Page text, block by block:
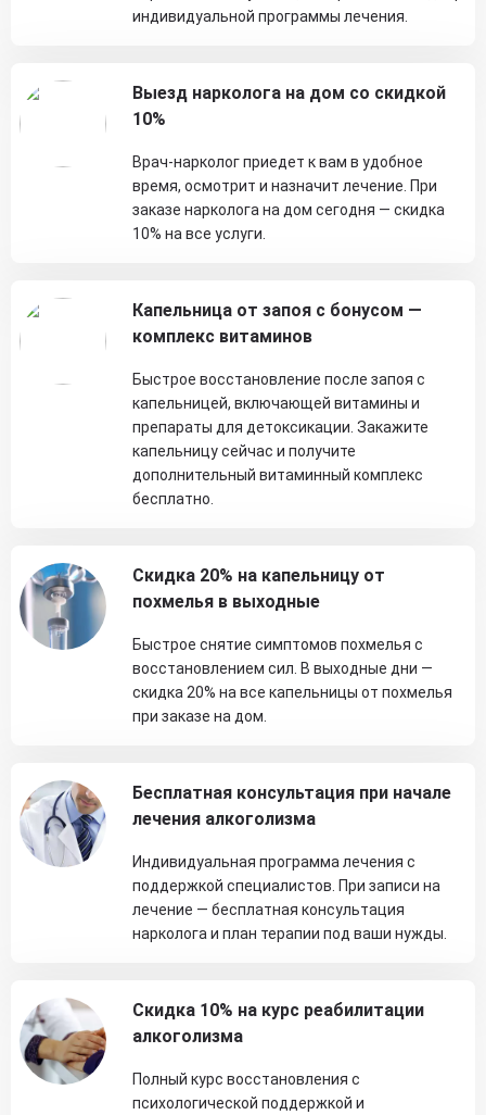
индивидуальной программы лечения.
Выезд нарколога на дом со скидкой
10%
Врач-нарколог приедет к вам в удобное
время, осмотрит и назначит лечение. При
заказе нарколога на дом сегодня — скидка
10% на все услуги.
Капельница от запоя с бонусом —
комплекс витаминов
Быстрое восстановление после запоя с
капельницей, включающей витамины и
препараты для детоксикации. Закажите
капельницу сейчас и получите
дополнительный витаминный комплекс
бесплатно.
Скидка 20% на капельницу от
похмелья в выходные
Быстрое снятие симптомов похмелья с
восстановлением сил. В выходные дни —
скидка 20% на все капельницы от похмелья
при заказе на дом.
Бесплатная консультация при начале
лечения алкоголизма
Индивидуальная программа лечения с
поддержкой специалистов. При записи на
лечение — бесплатная консультация
нарколога и план терапии под ваши нужды.
Скидка 10% на курс реабилитации
алкоголизма
Полный курс восстановления с
психологической поддержкой и